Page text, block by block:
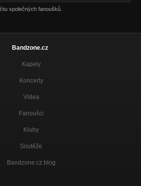
společných fanoušků.
Bandzone.cz
Kapely
Koncerty
Videa
Fanoušci
Kluby
Soutěže
Bandzone.cz blog